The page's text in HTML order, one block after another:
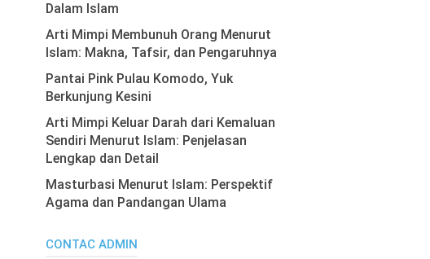
Dalam Islam
Arti Mimpi Membunuh Orang Menurut
Islam: Makna, Tafsir, dan Pengaruhnya
Pantai Pink Pulau Komodo, Yuk
Berkunjung Kesini
Arti Mimpi Keluar Darah dari Kemaluan
Sendiri Menurut Islam: Penjelasan
Lengkap dan Detail
Masturbasi Menurut Islam: Perspektif
Agama dan Pandangan Ulama
CONTAC ADMIN